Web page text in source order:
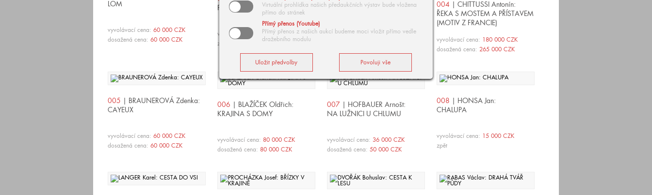
Virtuální prohlídka našich předaukčních výstav bude vložena
přímo do stránek
Přímý přenos (Youtube)
Přímý přenos z našich aukcí budeme moci vložit přímo vedle
dražebního modulu
LOM
vyvolávací cena: 60 000 CZK
dosažená cena: 60 000 CZK
PINIOVÝ HÁJ
vyvolávací cena:90 000 CZK
zpět
NUDVOJOVICE U TURNOVA
vyvolávací cena:900 000 CZK
004 | CHITTUSSI Antonín:
ŘEKA S MOSTEM A PŘÍSTAVEM
(MOTIV Z FRANCIE)
vyvolávací cena: 180 000 CZK
dosažená cena: 265 000 CZK
005 | BRAUNEROVÁ Zdenka:
CAYEUX
vyvolávací cena: 60 000 CZK
dosažená cena: 60 000 CZK
006 | BLAŽÍČEK Oldřich:
KRAJINA S DOMY
vyvolávací cena: 80 000 CZK
dosažená cena: 80 000 CZK
007 | HOFBAUER Arnošt:
NA LUŽNICI U CHLUMU
vyvolávací cena: 36 000 CZK
dosažená cena: 50 000 CZK
008 | HONSA Jan:
CHALUPA
vyvolávací cena: 15 000 CZK
zpět